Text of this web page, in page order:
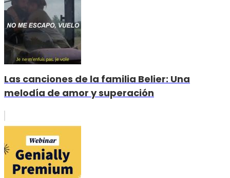
Las canciones de la familia Belier: Una
melodía de amor y superación